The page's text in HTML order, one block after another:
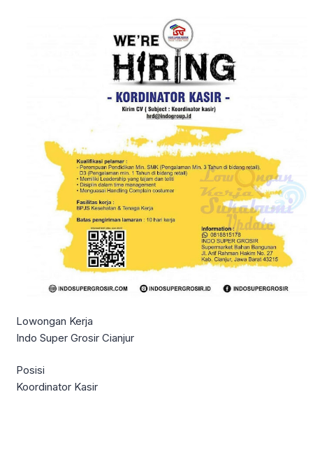
Lowongan Kerja
Indo Super Grosir Cianjur
Posisi
Koordinator Kasir